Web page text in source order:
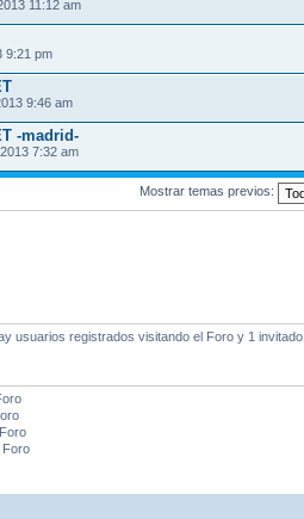
11:12 am
9:21 pm
9:46 am
-madrid-
7:32 am
Mostrar temas previos:
usuarios registrados visitando el Foro y 1 invitado
Foro